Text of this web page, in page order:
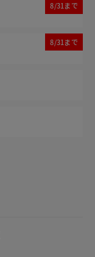
8/31まで
8/31まで